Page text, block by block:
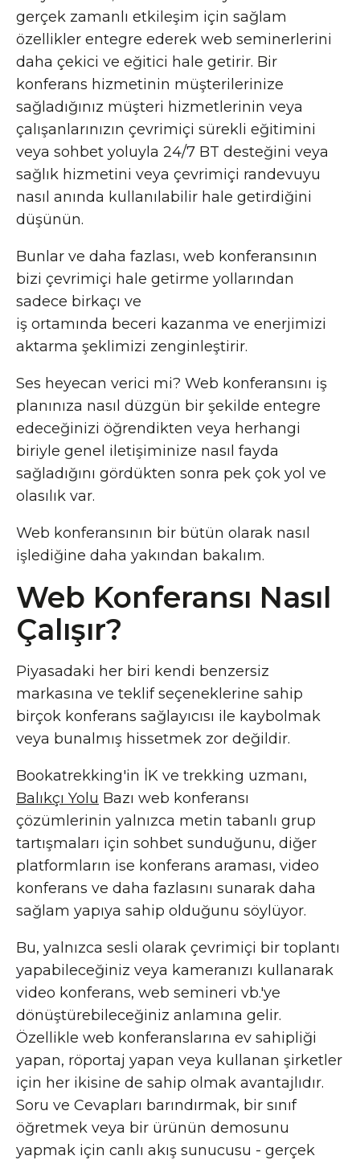
gerçek zamanlı etkileşim için sağlam
özellikler entegre ederek web seminerlerini
daha çekici ve eğitici hale getirir. Bir
konferans hizmetinin müşterilerinize
sağladığınız müşteri hizmetlerinin veya
çalışanlarınızın çevrimiçi sürekli eğitimini
veya sohbet yoluyla 24/7 BT desteğini veya
sağlık hizmetini veya çevrimiçi randevuyu
nasıl anında kullanılabilir hale getirdiğini
düşünün.
Bunlar ve daha fazlası, web konferansının
bizi çevrimiçi hale getirme yollarından
sadece birkaçı ve
iş ortamında beceri kazanma ve enerjimizi
aktarma şeklimizi zenginleştirir.
Ses heyecan verici mi? Web konferansını iş
planınıza nasıl düzgün bir şekilde entegre
edeceğinizi öğrendikten veya herhangi
biriyle genel iletişiminize nasıl fayda
sağladığını gördükten sonra pek çok yol ve
olasılık var.
Web konferansının bir bütün olarak nasıl
işlediğine daha yakından bakalım.
Web Konferansı Nasıl
Çalışır?
Piyasadaki her biri kendi benzersiz
markasına ve teklif seçeneklerine sahip
birçok konferans sağlayıcısı ile kaybolmak
veya bunalmış hissetmek zor değildir.
Bookatrekking'in İK ve trekking uzmanı,
Balıkçı Yolu Bazı web konferansı
çözümlerinin yalnızca metin tabanlı grup
tartışmaları için sohbet sunduğunu, diğer
platformların ise konferans araması, video
konferans ve daha fazlasını sunarak daha
sağlam yapıya sahip olduğunu söylüyor.
Bu, yalnızca sesli olarak çevrimiçi bir toplantı
yapabileceğiniz veya kameranızı kullanarak
video konferans, web semineri vb.'ye
dönüştürebileceğiniz anlamına gelir.
Özellikle web konferanslarına ev sahipliği
yapan, röportaj yapan veya kullanan şirketler
için her ikisine de sahip olmak avantajlıdır.
Soru ve Cevapları barındırmak, bir sınıf
öğretmek veya bir ürünün demosunu
yapmak için canlı akış sunucusu - gerçek